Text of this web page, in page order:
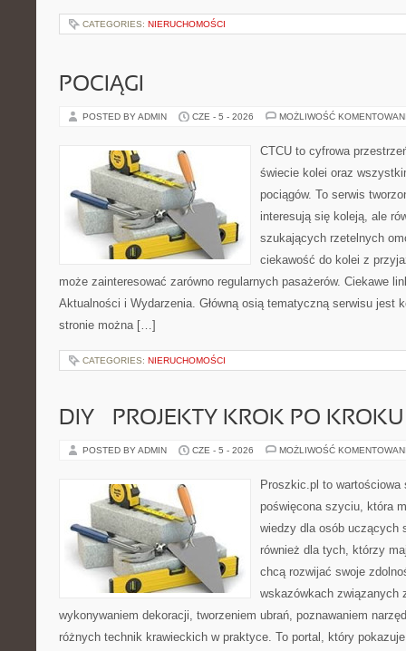
CATEGORIES: NIERUCHOMOŚCI
POCIĄGI
POSTED BY ADMIN CZE - 5 - 2026 MOŻLIWOŚĆ
CTCU to cyfrowa
świecie kolei oraz
pociągów. To serwis
interesują się koleją, ale
szukających rzetelnych
ciekawość do kolei z
może zainteresować zarówno regularnych pasażerów. Ciekawe
Aktualności i Wydarzenia. Główną osią tematyczną serwisu jest
stronie można […]
CATEGORIES: NIERUCHOMOŚCI
DIY – PROJEKTY KROK PO KROKU
POSTED BY ADMIN CZE - 5 - 2026 MOŻLIWOŚĆ
Proszkic.pl to wartościowa
poświęcona szyciu, która
wiedzy dla osób uczących
również dla tych, którzy
chcą rozwijać swoje
wskazówkach związanych
wykonywaniem dekoracji, tworzeniem ubrań, poznawaniem
różnych technik krawieckich w praktyce. To portal, który